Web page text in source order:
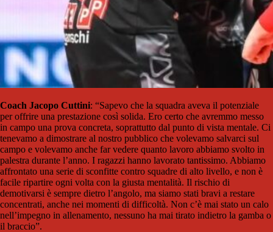
Coach Jacopo Cuttini: “Sapevo che la squadra aveva il potenziale
per offrire una prestazione così solida. Ero certo che avremmo messo
in campo una prova concreta, soprattutto dal punto di vista mentale. Ci
tenevamo a dimostrare al nostro pubblico che volevamo salvarci sul
campo e volevamo anche far vedere quanto lavoro abbiamo svolto in
palestra durante l’anno. I ragazzi hanno lavorato tantissimo. Abbiamo
affrontato una serie di sconfitte contro squadre di alto livello, e non è
facile ripartire ogni volta con la giusta mentalità. Il rischio di
demotivarsi è sempre dietro l’angolo, ma siamo stati bravi a restare
concentrati, anche nei momenti di difficoltà. Non c’è mai stato un calo
nell’impegno in allenamento, nessuno ha mai tirato indietro la gamba o
il braccio”.